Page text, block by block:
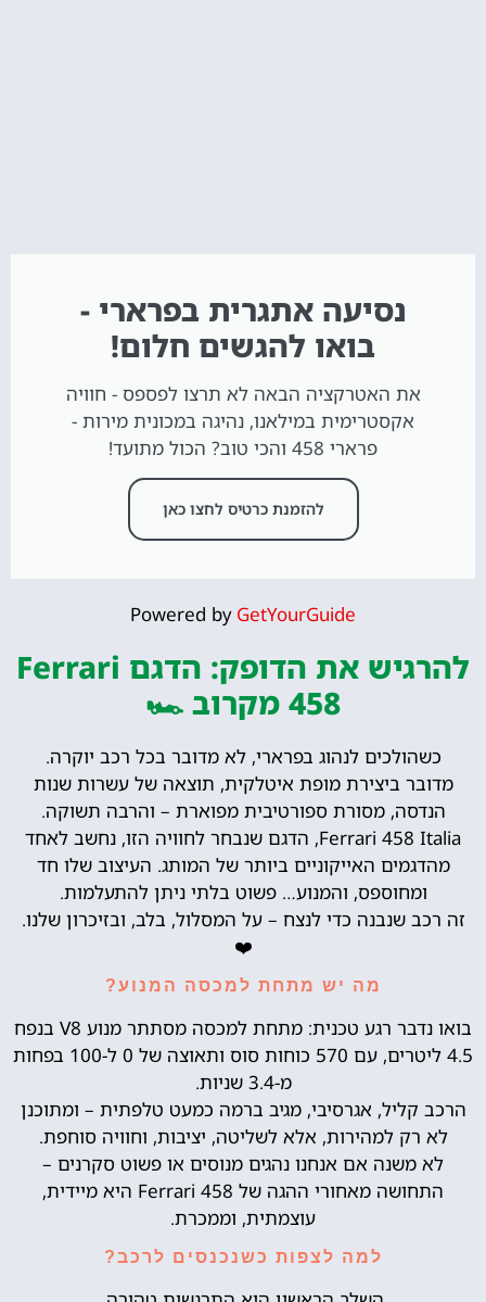
נסיעה אתגרית בפרארי -
בואו להגשים חלום!
את האטרקציה הבאה לא תרצו לפספס - חוויה
אקסטרימית במילאנו, נהיגה במכונית מירות -
פרארי 458 והכי טוב? הכול מתועד!
להזמנת כרטיס לחצו כאן
Powered by GetYourGuide
להרגיש את הדופק: הדגם Ferrari
458 מקרוב 🏎️
כשהולכים לנהוג בפרארי, לא מדובר בכל רכב יוקרה.
מדובר ביצירת מופת איטלקית, תוצאה של עשרות שנות
הנדסה, מסורת ספורטיבית מפוארת – והרבה תשוקה.
Ferrari 458 Italia, הדגם שנבחר לחוויה הזו, נחשב לאחד
מהדגמים האייקוניים ביותר של המותג. העיצוב שלו חד
ומחוספס, והמנוע… פשוט בלתי ניתן להתעלמות.
זה רכב שנבנה כדי לנצח – על המסלול, בלב, ובזיכרון שלנו.
❤️
מה יש מתחת למכסה המנוע?
בואו נדבר רגע טכנית: מתחת למכסה מסתתר מנוע V8 בנפח
4.5 ליטרים, עם 570 כוחות סוס ותאוצה של 0 ל-100 בפחות
מ-3.4 שניות.
הרכב קליל, אגרסיבי, מגיב ברמה כמעט טלפתית – ומתוכנן
לא רק למהירות, אלא לשליטה, יציבות, וחוויה סוחפת.
לא משנה אם אנחנו נהגים מנוסים או פשוט סקרנים –
התחושה מאחורי ההגה של Ferrari 458 היא מיידית,
עוצמתית, וממכרת.
למה לצפות כשנכנסים לרכב?